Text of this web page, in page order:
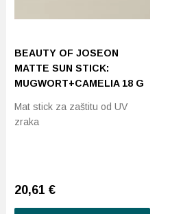
BEAUTY OF JOSEON
MATTE SUN STICK:
MUGWORT+CAMELIA 18 G
Mat stick za zaštitu od UV
zraka
20,61 €